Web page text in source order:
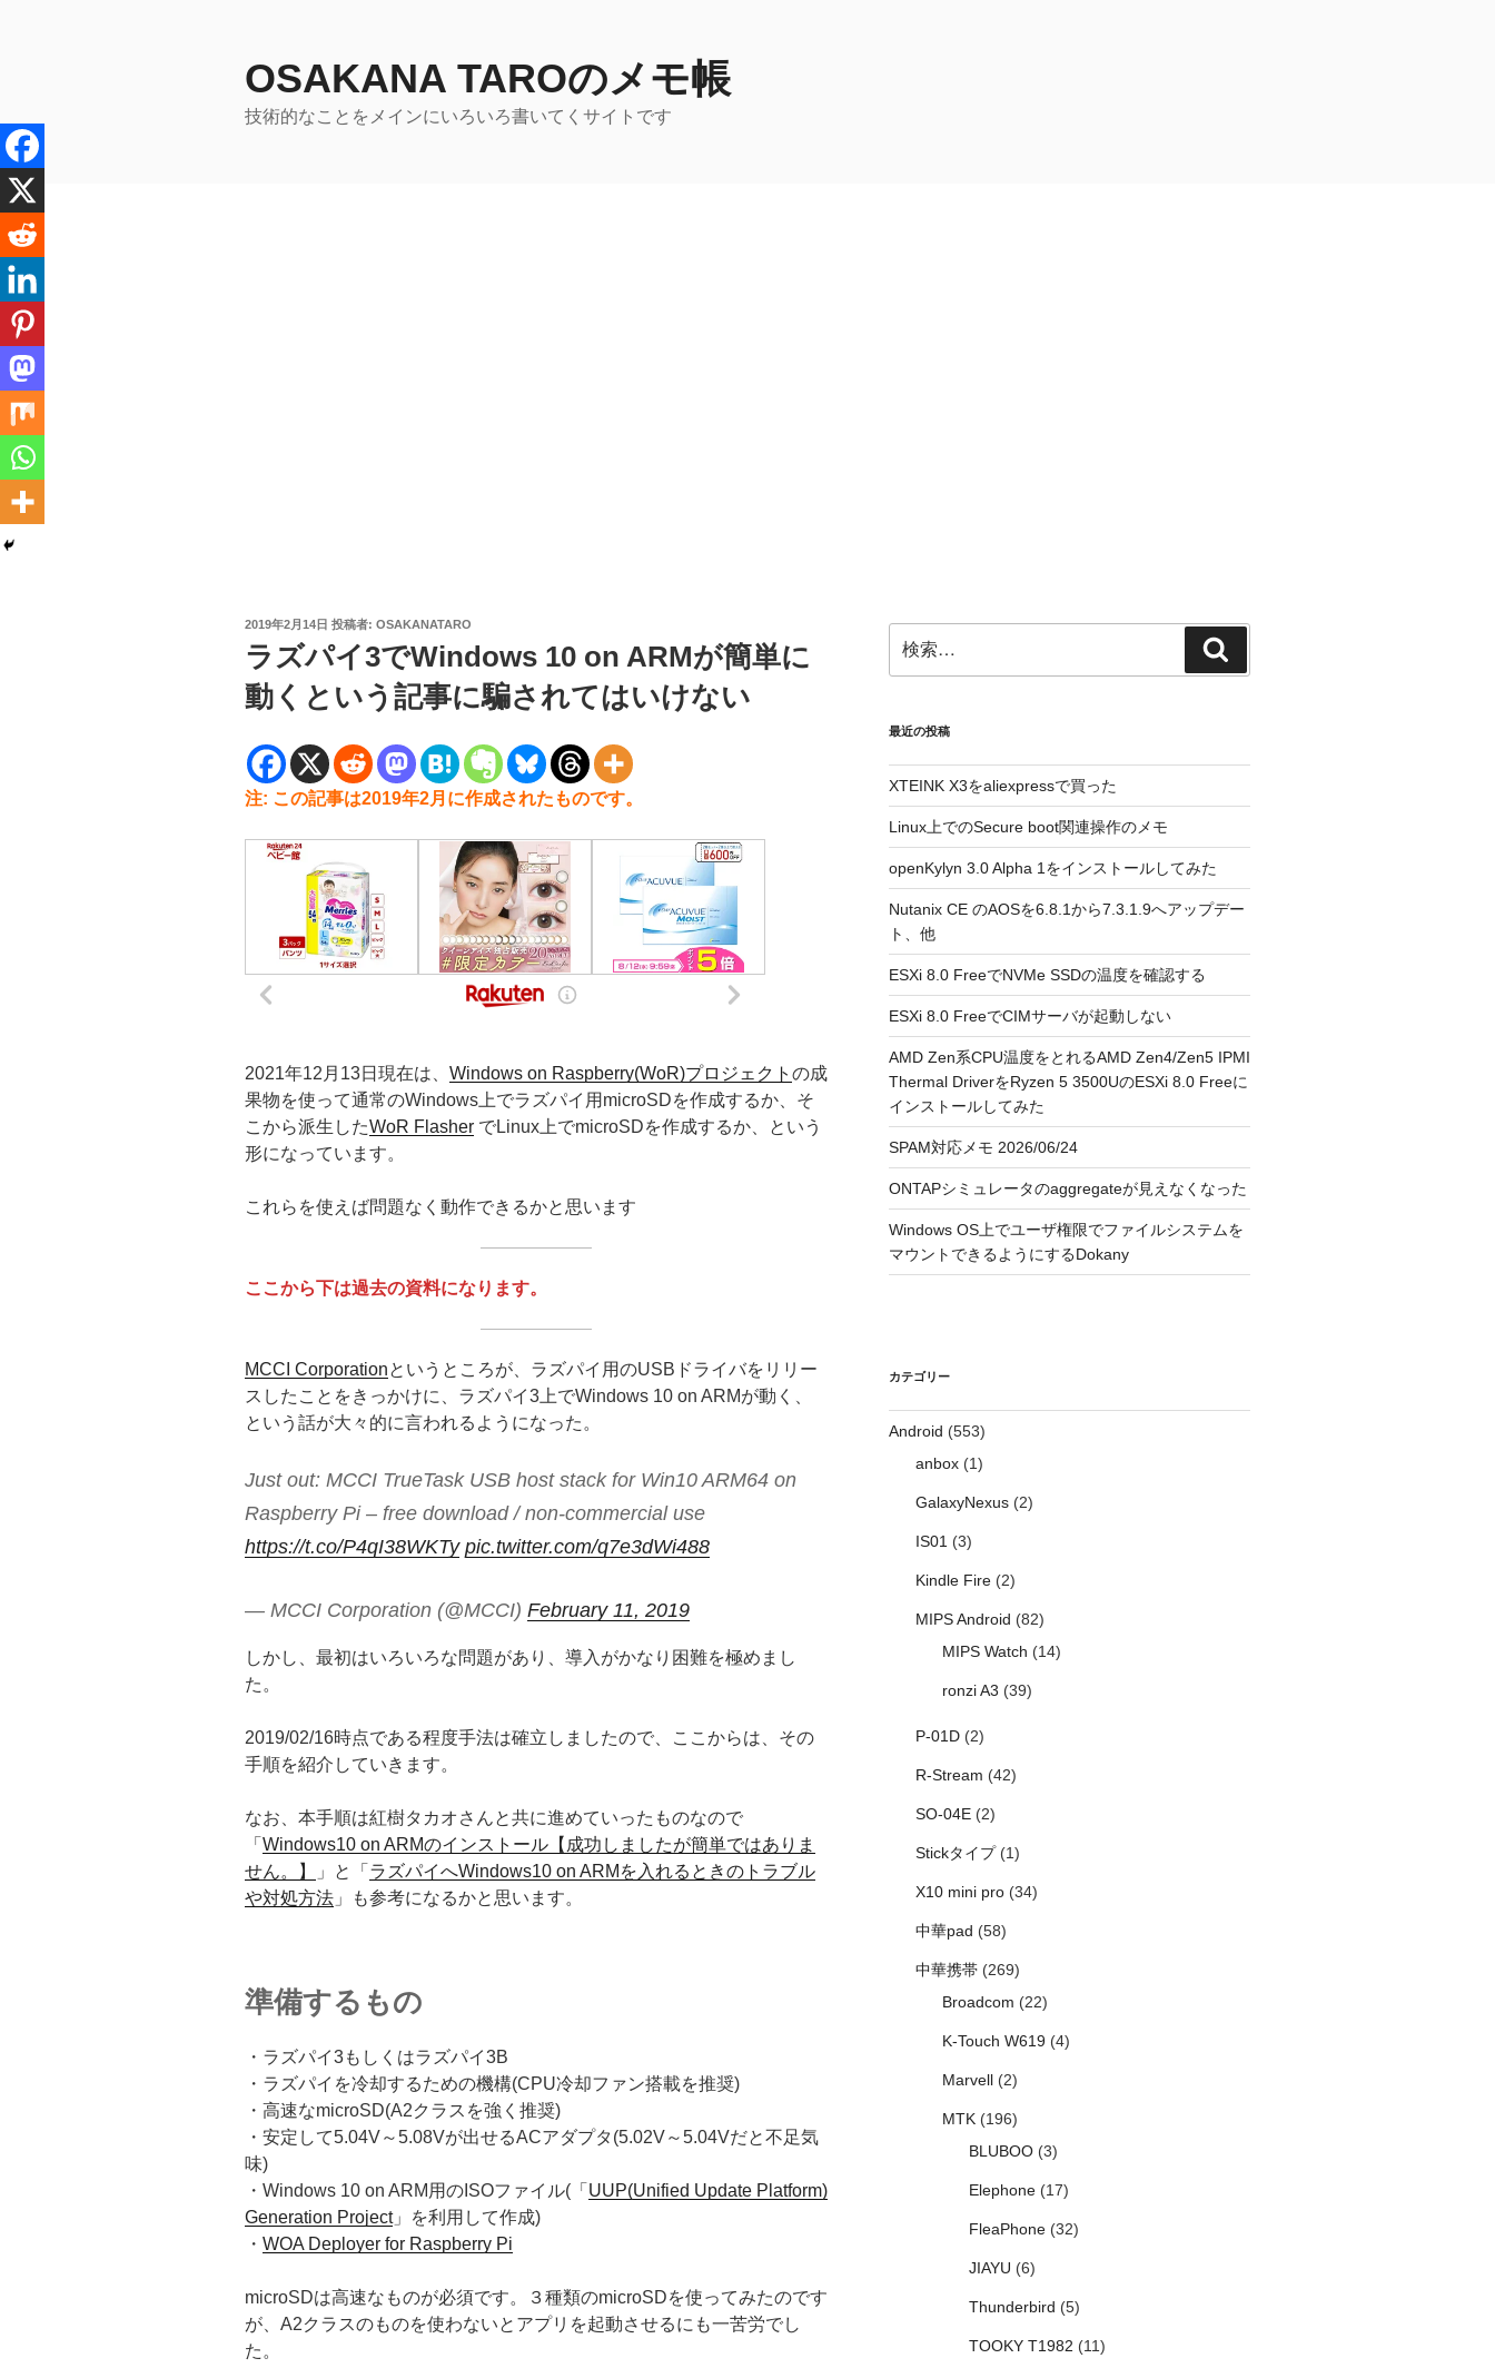
へ
ス
キ
プ
OSAKANA TAROのメモ帳
技術的なことをメインにいろいろ書いてくサイトです
投
日:
2019年2月14日 投稿者: OSAKANATARO
ラズパイ3でWindows 10 on ARMが簡単に
動くという記事に騙されてはいけない
注: この記事は2019年2月に作成されたものです。
2021年12月13日現在は、 Windows on Raspberry(WoR)プロジェクト の成
果物を使って通常のWindows上でラズパイ用microSDを作成するか、そ
こから派生したWoR Flasher でLinux上でmicroSDを作成するか、という
形になっています。
これらを使えば問題なく動作できるかと思います
ここから下は過去の資料になります。
MCCI Corporationというところが、ラズパイ用のUSBドライバをリリー
スしたことをきっかけに、ラズパイ3上でWindows 10 on ARMが動く、
という話が大々的に言われるようになった。
Just out: MCCI TrueTask USB host stack for Win10 ARM64 on
Raspberry Pi – free download / non-commercial use
https://t.co/P4qI38WKTy pic.twitter.com/q7e3dWi488
— MCCI Corporation (@MCCI) February 11, 2019
しかし、最初はいろいろな問題があり、導入がかなり困難を極めまし
た。
2019/02/16時点である程度手法は確立しましたので、ここからは、その
手順を紹介していきます。
なお、本手順は紅樹タカオさんと共に進めていったものなので
「 Windows10 on ARMのインストール【成功しましたが簡単ではありま
せん。】
」と「 ラズパイへWindows10 on ARMを入れるときのトラブル
や対処方法 」も参考になるかと思います。
準備するもの
・ラズパイ3もしくはラズパイ3B
・ラズパイを冷却するための機構(CPU冷却ファン搭載を推奨)
・高速なmicroSD(A2クラスを強く推奨)
・安定して5.04V～5.08Vが出せるACアダプタ(5.02V～5.04Vだと不足気
味)
・Windows 10 on ARM用のISOファイル(「 UUP(Unified Update Platform)
Generation Project」を利用して作成)
・ WOA Deployer for Raspberry Pi
microSDは高速なものが必須です。３種類のmicroSDを使ってみたのです
が、A2クラスのものを使わないとアプリを起動させるにも一苦労でし
た。
索:
索
最近の投稿
XTEINK X3をaliexpressで買った
Linux上でのSecure boot関連操作のメモ
openKylyn 3.0 Alpha 1をインストールしてみた
Nutanix CE のAOSを6.8.1から7.3.1.9へアップデー
ト、他
ESXi 8.0 FreeでNVMe SSDの温度を確認する
ESXi 8.0 FreeでCIMサーバが起動しない
AMD Zen系CPU温度をとれるAMD Zen4/Zen5 IPMI
Thermal DriverをRyzen 5 3500UのESXi 8.0 Freeに
インストールしてみた
SPAM対応メモ 2026/06/24
ONTAPシミュレータのaggregateが見えなくなった
Windows OS上でユーザ権限でファイルシステムを
マウントできるようにするDokany
カテゴリー
Android (553)
anbox(1)
GalaxyNexus(2)
IS01(3)
Kindle Fire(2)
MIPS Android (82)
MIPS Watch (14)
ronzi A3 (39)
P-01D(2)
R-Stream (42)
SO-04E(2)
Stickタイプ(1)
X10 mini pro(34)
中華pad (58)
中華携帯(269)
Broadcom (22)
K-Touch W619(4)
Marvell(2)
MTK(196)
BLUBOO(3)
Elephone(17)
FleaPhone(32)
JIAYU (6)
Thunderbird (5)
TOOKY T1982 (11)